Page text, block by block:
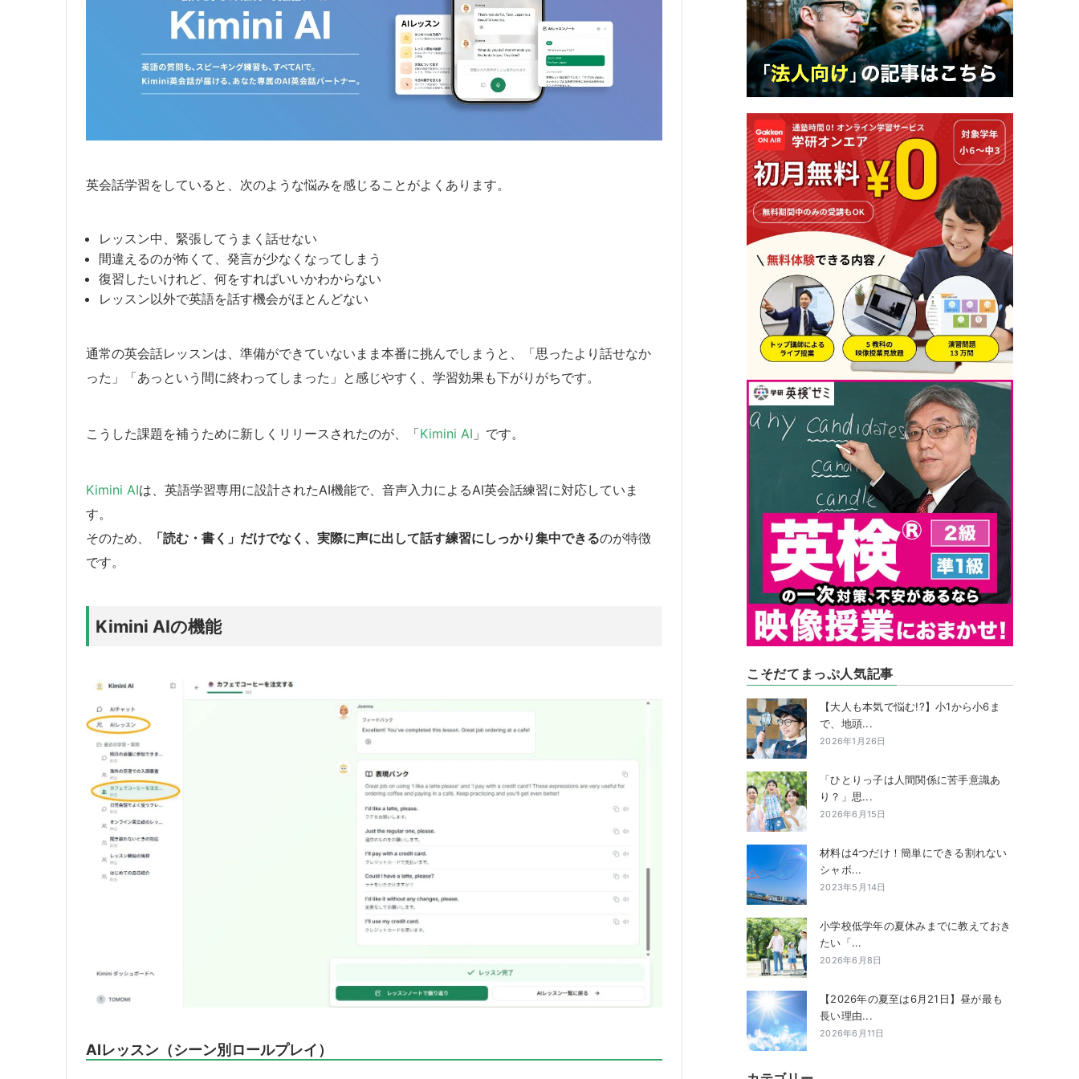
英会話学習をしていると、次のような悩みを感じることがよくあります。
レッスン中、緊張してうまく話せない
間違えるのが怖くて、発言が少なくなってしまう
復習したいけれど、何をすればいいかわからない
レッスン以外で英語を話す機会がほとんどない
通常の英会話レッスンは、準備ができていないまま本番に挑んでしまうと、「思ったより話せなか
った」「あっという間に終わってしまった」と感じやすく、学習効果も下がりがちです。
こうした課題を補うために新しくリリースされたのが、「Kimini AI 」です。
Kimini AIは、英語学習専用に設計されたAI機能で、音声入力によるAI英会話練習に対応していま
す。
そのため、
「読む・書く」だけでなく、実際に声に出して話す練習にしっかり集中できるのが特徴
です。
Kimini AIの機能
AIレッスン（シーン別ロールプレイ）
こそだてまっぷ人気記事
【大人も本気で悩む!?】小1から小6ま
で、地頭...
2026年1月26日
「ひとりっ子は人間関係に苦手意識あ
り？」思...
2026年6月15日
材料は4つだけ！簡単にできる割れない
シャボ...
2023年5月14日
小学校低学年の夏休みまでに教えておき
たい「...
2026年6月8日
【2026年の夏至は6月21日】昼が最も
長い理由...
2026年6月11日